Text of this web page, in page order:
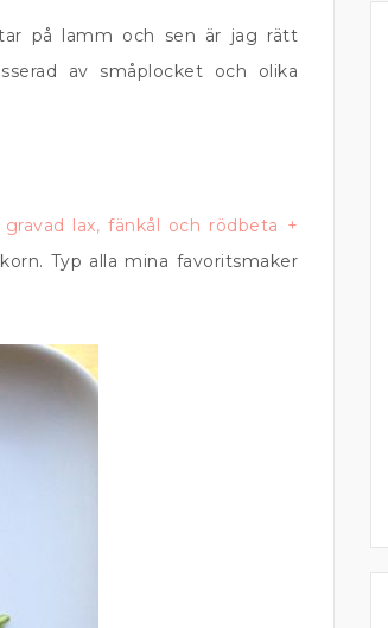
på lamm och sen är jag rätt
av småplocket och olika
lax, fänkål och rödbeta +
Typ alla mina favoritsmaker